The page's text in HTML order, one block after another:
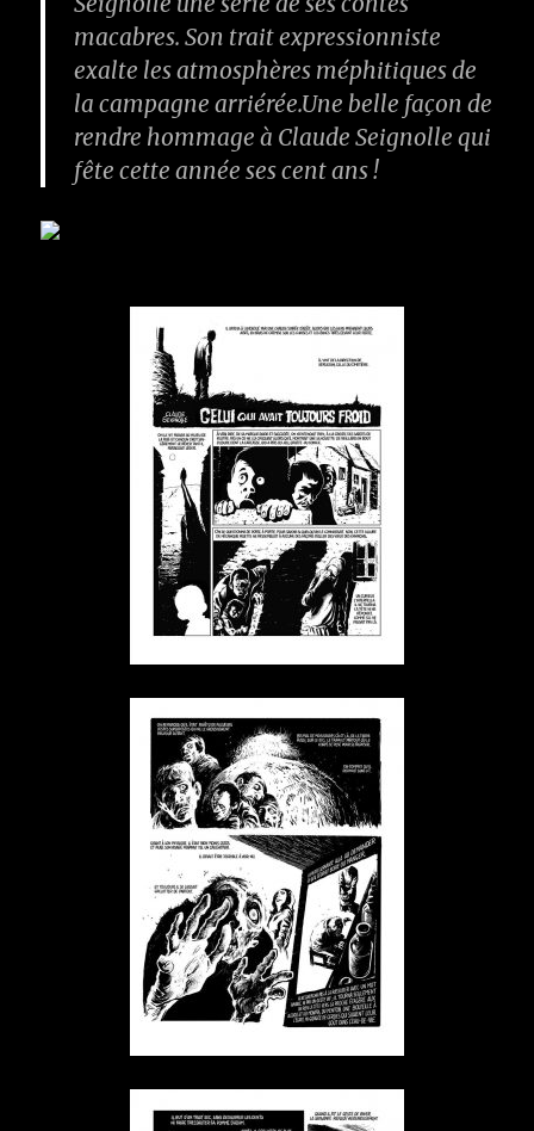
macabres. Son trait expressionniste
exalte les atmosphères méphitiques de
la campagne arriérée.Une belle façon de
rendre hommage à Claude Seignolle qui
fête cette année ses cent ans !